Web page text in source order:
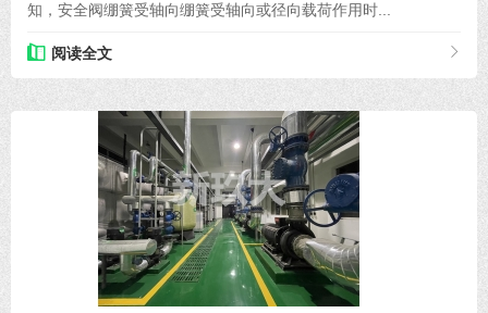
知，安全阀绷簧受轴向绷簧受轴向或径向载荷作用时...
阅读全文